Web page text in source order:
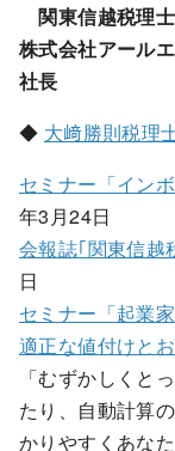
関東信越税理
株式会社アール
社長
◆ 大﨑勝則税理
セミナー「イン
年3月24日
会報誌｢関東信越
日
セミナー「起業
適正な値付けと
「むずかしくと
たり、自動計算
かりやすくあな